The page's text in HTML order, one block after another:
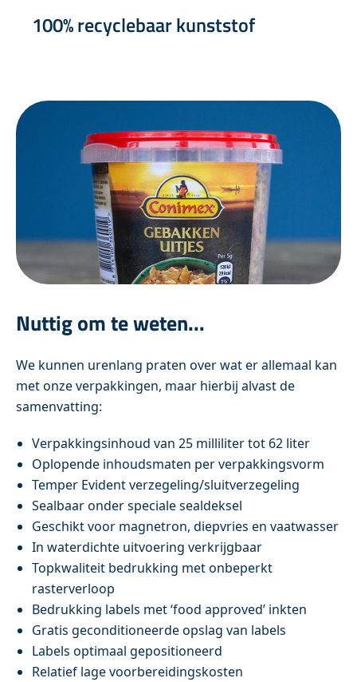
100% recyclebaar kunststof
Nuttig om te weten...
We kunnen urenlang praten over wat er allemaal kan
met onze verpakkingen, maar hierbij alvast de
samenvatting:
Verpakkingsinhoud van 25 milliliter tot 62 liter
Oplopende inhoudsmaten per verpakkingsvorm
Temper Evident verzegeling/sluitverzegeling
Sealbaar onder speciale sealdeksel
Geschikt voor magnetron, diepvries en vaatwasser
In waterdichte uitvoering verkrijgbaar
Topkwaliteit bedrukking met onbeperkt
rasterverloop
Bedrukking labels met ‘food approved’ inkten
Gratis geconditioneerde opslag van labels
Labels optimaal gepositioneerd
Relatief lage voorbereidingskosten